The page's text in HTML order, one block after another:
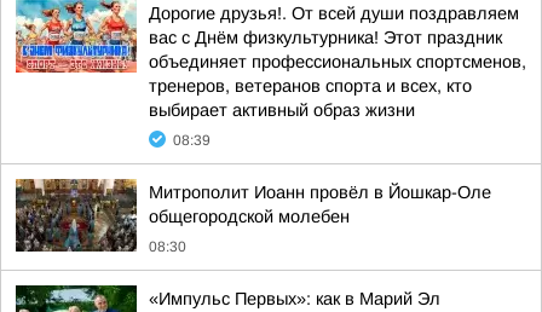
Дорогие друзья!. От всей души поздравляем
вас с Днём физкультурника! Этот праздник
объединяет профессиональных спортсменов,
тренеров, ветеранов спорта и всех, кто
выбирает активный образ жизни
08:39
Митрополит Иоанн провёл в Йошкар-Оле
общегородской молебен
08:30
«Импульс Первых»: как в Марий Эл